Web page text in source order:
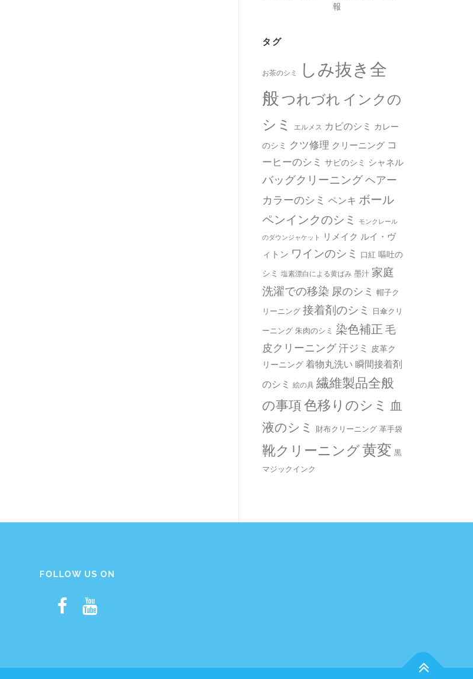
報
タグ
お茶のシミ
しみ抜き全
般つれづれ インクの
シミ
エルメス カビのシミ カレー
のシミ クツ修理 クリーニング コ
ーヒーのシミ サビのシミ シャネル
バッグクリーニングヘアー
カラーのシミ ペンキ ボール
ペンインクのシミ
モンクレール
のダウンジャケット
リメイク ルイ・ヴ
ィトン ワインのシミ 口紅 嘔吐の
シミ 塩素漂白による黄ばみ 墨汁 家庭
洗濯での移染 尿のシミ 帽子ク
リーニング 接着剤のシミ
日傘クリ
ーニング 朱肉のシミ 染色補正 毛
皮クリーニング汗ジミ 皮革ク
リーニング 着物丸洗い 瞬間接着剤
のシミ 絵の具 繊維製品全般
の事項色移りのシミ 血
液のシミ
財布クリーニング 革手袋
靴クリーニング黄変 黒
マジックインク
FOLLOW US ON